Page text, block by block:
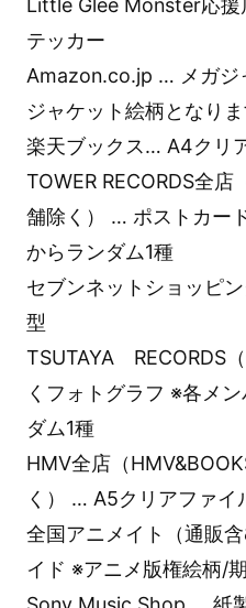
Little Glee Monster応
テッカー
Amazon.co.jp … メガジ
ジャケット絵柄となりま
楽天ブックス… A4クリ
TOWER RECORDS全
舗除く） … ポストカー
からランダム1種
セブンネットショッピ
型
TSUTAYA RECORDS
くフォトグラフ ※各メ
ダム1種
HMV全店（
く） … A5クリアファイ
全国アニメイト（通販
イド ※アニメ版権絵柄/